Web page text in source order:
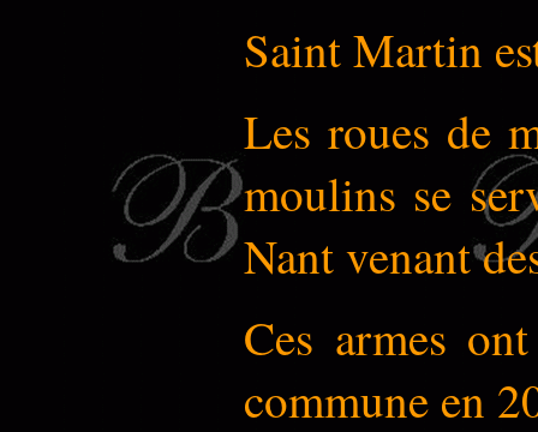
Saint Martin
Les roues de
moulins se
Nant venant
Ces armes
commune en